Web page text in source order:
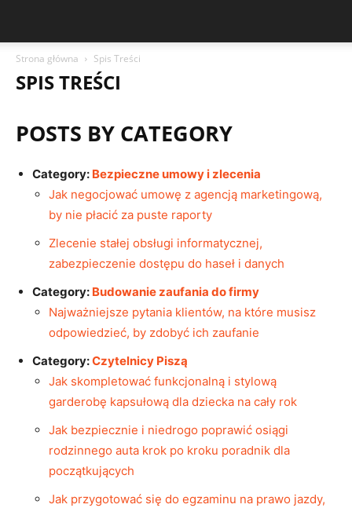
Strona główna Spis Treści
SPIS TREŚCI
POSTS BY CATEGORY
Category: Bezpieczne umowy i zlecenia
Jak negocjować umowę z agencją marketingową,
by nie płacić za puste raporty
Zlecenie stałej obsługi informatycznej,
zabezpieczenie dostępu do haseł i danych
Category: Budowanie zaufania do firmy
Najważniejsze pytania klientów, na które musisz
odpowiedzieć, by zdobyć ich zaufanie
Category:Czytelnicy Piszą
Jak skompletować funkcjonalną i stylową
garderobę kapsułową dla dziecka na cały rok
Jak bezpiecznie i niedrogo poprawić osiągi
rodzinnego auta krok po kroku poradnik dla
początkujących
Jak przygotować się do egzaminu na prawo jazdy,